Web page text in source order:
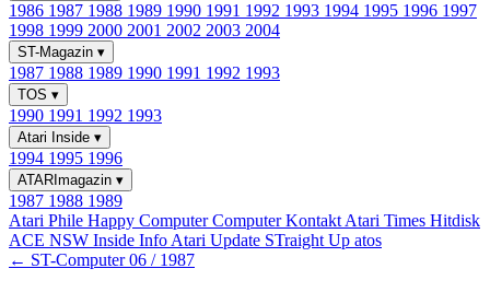
1986 1987 1988 1989 1990 1991 1992 1993 1994 1995 1996 1997
1998 1999 2000 2001 2002 2003 2004
ST-Magazin ▾
1987 1988 1989 1990 1991 1992 1993
TOS ▾
1990 1991 1992 1993
Atari Inside ▾
1994 1995 1996
ATARImagazin ▾
1987 1988 1989
Atari Phile Happy ComputerComputer Kontakt Atari Times Hitdisk
ACE NSW Inside Info Atari Update STraight Up atos
← ST-Computer 06 / 1987